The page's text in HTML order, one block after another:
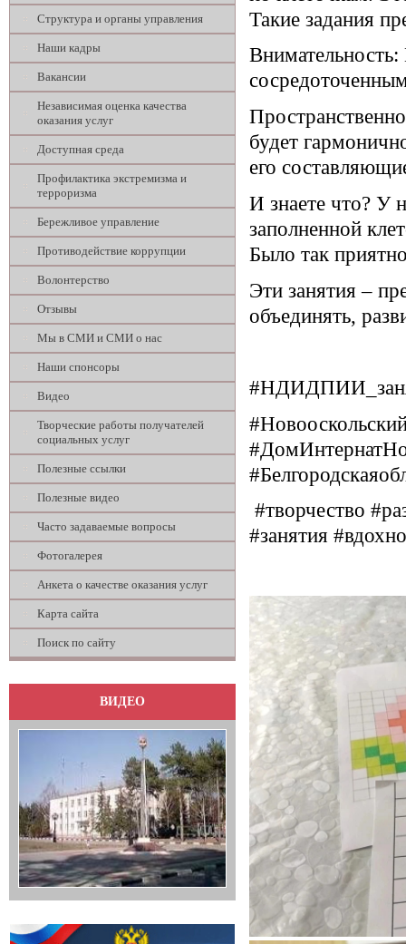
Структура и органы управления
Наши кадры
Вакансии
Независимая оценка качества
оказания услуг
Доступная среда
Профилактика экстремизма и
терроризма
Бережливое управление
Противодействие коррупции
Волонтерство
Отзывы
Мы в СМИ и СМИ о нас
Наши спонсоры
Видео
Творческие работы получателей
социальных услуг
Полезные ссылки
Полезные видео
Часто задаваемые вопросы
Фотогалерея
Анкета о качестве оказания услуг
Карта сайта
Поиск по сайту
ВИДЕО
Такие задания
будет
его
И знаете что? У
заполненной
Было так
Эти занятия –
объединять,
#творчество
#занятия